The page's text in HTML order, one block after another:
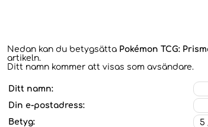
Nedan kan du betygsätta Pokémon TCG:
artikeln.
Ditt namn kommer att visas som avsändare.
Ditt namn:
Din e-postadress:
Betyg: